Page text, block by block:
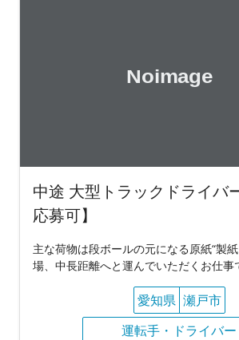
中途 大型トラックドライバ
応募可】
主な荷物は段ボールの元になる原紙“製
場、中長距離へと運んでいただくお仕事
愛知県 瀬戸市
運転手・ドライバー